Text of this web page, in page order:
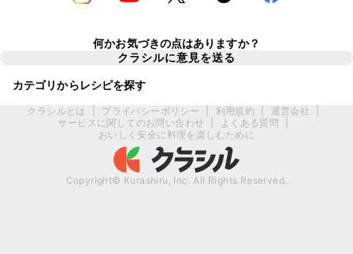
何かお気づきの点はありますか？
クラシルに意見を送る
カテゴリからレシピを探す
クラシルとは プライバシーポリシー 利用規約 運営会社
サービスに関してのお問い合わせ
よくある質問
おいしく安全に料理を楽しむために
Copyright© Kurashiru, Inc. All Rights Reserved.